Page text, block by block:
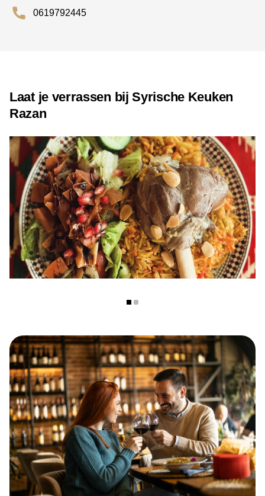
0619792445
Laat je verrassen bij Syrische Keuken
Razan